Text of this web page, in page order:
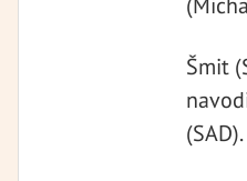
Šmit
(SAD).